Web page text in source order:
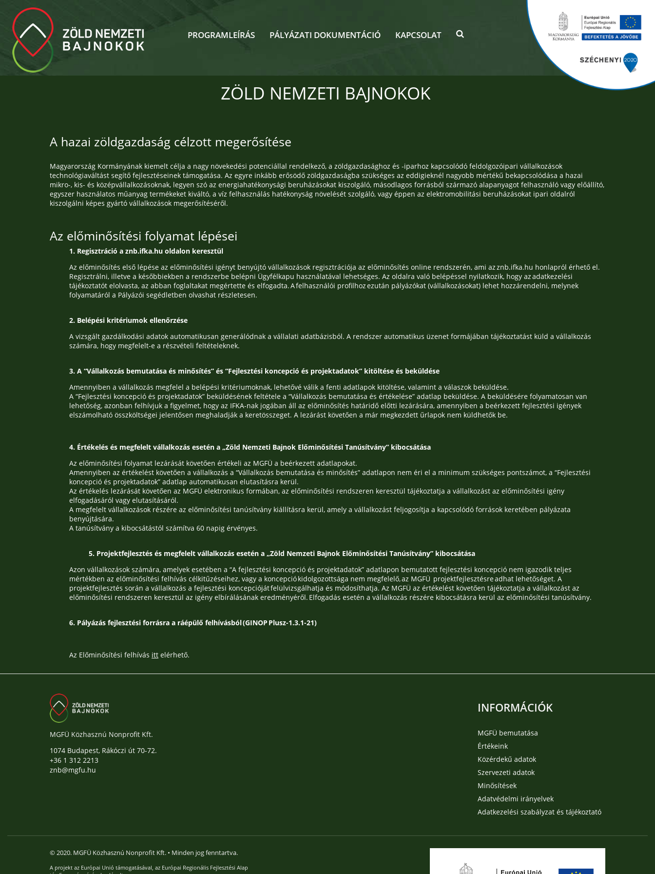
PROGRAMLEÍRÁS PÁLYÁZATI DOKUMENTÁCIÓ KAPCSOLAT
ZÖLD NEMZETI BAJNOKOK
A hazai zöldgazdaság célzott megerősítése
Magyarország Kormányának kiemelt célja a nagy növekedési potenciállal rendelkező, a zöldgazdasághoz és -iparhoz kapcsolódó feldolgozóipari vállalkozások
technológiaváltást segítő fejlesztéseinek támogatása. Az egyre inkább erősödő zöldgazdaságba szükséges az eddigieknél nagyobb mértékű bekapcsolódása a hazai
mikro-, kis- és középvállalkozásoknak, legyen szó az energiahatékonysági beruházásokat kiszolgáló, másodlagos forrásból származó alapanyagot felhasználó vagy előállító,
egyszer használatos műanyag termékeket kiváltó, a víz felhasználás hatékonyság növelését szolgáló, vagy éppen az elektromobilitási beruházásokat ipari oldalról
kiszolgálni képes gyártó vállalkozások megerősítéséről.
Az előminősítési folyamat lépései
1. Regisztráció a znb.ifka.hu oldalon keresztül
Az előminősítés első lépése az előminősítési igényt benyújtó vállalkozások regisztrációja az előminősítés online rendszerén, ami az znb.ifka.hu honlapról érhető el.
Regisztrálni, illetve a későbbiekben a rendszerbe belépni Ügyfélkapu használatával lehetséges. Az oldalra való belépéssel nyilatkozik, hogy az adatkezelési
tájékoztatót elolvasta, az abban foglaltakat megértette és elfogadta. A felhasználói profilhoz ezután pályázókat (vállalkozásokat) lehet hozzárendelni, melynek
folyamatáról a Pályázói segédletben olvashat részletesen. ​​​​​
2. Belépési kritériumok ellenőrzése
A vizsgált gazdálkodási adatok automatikusan generálódnak a vállalati adatbázisból. A rendszer automatikus üzenet formájában tájékoztatást küld a vállalkozás
számára, hogy megfelelt-e a részvételi feltételeknek.
3. A “Vállalkozás bemutatása és minősítés” és “Fejlesztési koncepció és projektadatok” kitöltése és beküldése
Amennyiben a vállalkozás megfelel a belépési kritériumoknak, lehetővé válik a fenti adatlapok kitöltése, valamint a válaszok beküldése.
A “Fejlesztési koncepció és projektadatok” beküldésének feltétele a “Vállalkozás bemutatása és értékelése” adatlap beküldése. A beküldésére folyamatosan van
lehetőség, azonban felhívjuk a figyelmet, hogy az IFKA-nak jogában áll az előminősítés határidő előtti lezárására, amennyiben a beérkezett fejlesztési igények
elszámolható összköltségei jelentősen meghaladják a keretösszeget. A lezárást követően a már megkezdett űrlapok nem küldhetők be.
4. Értékelés és megfelelt vállalkozás esetén a „Zöld Nemzeti Bajnok Előminősítési Tanúsítvány” kibocsátása
Az előminősítési folyamat lezárását követően értékeli az MGFÜ a beérkezett adatlapokat.
Amennyiben az értékelést követően a vállalkozás a “Vállalkozás bemutatása és minősítés” adatlapon nem éri el a minimum szükséges pontszámot, a “Fejlesztési
koncepció és projektadatok” adatlap automatikusan elutasításra kerül.
Az értékelés lezárását követően az MGFÜ elektronikus formában, az előminősítési rendszeren keresztül tájékoztatja a vállalkozást az előminősítési igény
elfogadásáról vagy elutasításáról.
A megfelelt vállalkozások részére az előminősítési tanúsítvány kiállításra kerül, amely a vállalkozást feljogosítja a kapcsolódó források keretében pályázata
benyújtására.
A tanúsítvány a kibocsátástól számítva 60 napig érvényes.
5. Projektfejlesztés és megfelelt vállalkozás esetén a „Zöld Nemzeti Bajnok Előminősítési Tanúsítvány” kibocsátása
Azon vállalkozások számára, amelyek esetében a “A fejlesztési koncepció és projektadatok” adatlapon bemutatott fejlesztési koncepció nem igazodik teljes
mértékben az előminősítési felhívás célkitűzéseihez, vagy a koncepció kidolgozottsága nem megfelelő, az MGFÜ projektfejlesztésre adhat lehetőséget. A
projektfejlesztés során a vállalkozás a fejlesztési koncepcióját felülvizsgálhatja és módosíthatja. Az MGFÜ az értékelést követően tájékoztatja a vállalkozást az
előminősítési rendszeren keresztül az igény elbírálásának eredményéről. Elfogadás esetén a vállalkozás részére kibocsátásra kerül az előminősítési tanúsítvány.
6. Pályázás fejlesztési forrásra a ráépülő felhívásból (GINOP Plusz-1.3.1-21)
Az Előminősítési felhívás itt elérhető.
MGFÜ Közhasznú Nonprofit Kft.
1074 Budapest, Rákóczi út 70-72.
+36 1 312 2213
znb@mgfu.hu
INFORMÁCIÓK
MGFÜ bemutatása
Értékeink
Közérdekű adatok
Szervezeti adatok
Minősítések
Adatvédelmi irányelvek
Adatkezelési szabályzat és tájékoztató
© 2020. MGFÜ Közhasznú Nonprofit Kft. • Minden jog fenntartva.
A projekt az Európai Unió támogatásával, az Európai Regionális Fejlesztési Alap